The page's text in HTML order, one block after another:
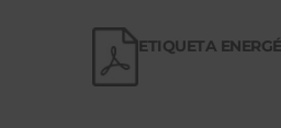
ETIQUETA